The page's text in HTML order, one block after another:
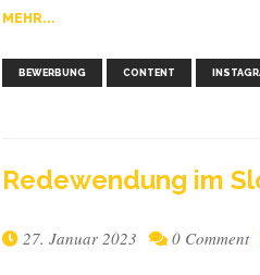
MEHR...
BEWERBUNG CONTENT
Rede­wen­dung im
27. Januar 2023 0 Comment